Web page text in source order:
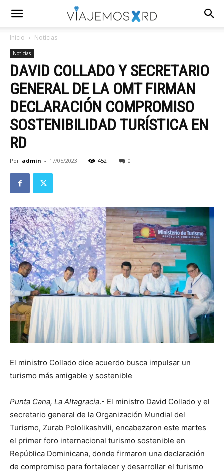
Inicio Noticias
Noticias
DAVID COLLADO Y SECRETARIO
GENERAL DE LA OMT FIRMAN
DECLARACIÓN COMPROMISO
SOSTENIBILIDAD TURÍSTICA EN
RD
Por admin - 17/05/2023 452 0
El ministro Collado dice acuerdo busca impulsar un
turismo más amigable y sostenible
Punta Cana, La Altagracia.- El ministro David Collado y el
secretario general de la Organización Mundial del
Turismo, Zurab Pololikashvili, encabezaron este martes
el primer foro internacional turismo sostenible en
República Dominicana, donde firmaron una declaración
de compromiso para fortalecer y desarrollar el turismo